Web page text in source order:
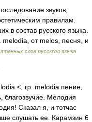
звуков,
правилам.
в состав русского языка.
от melos, песня, и
слов русского языка
<, гр. melodia пение,
благозвучие. Мелодия
Сказал я, и тотчас
слушать ее. Карамзин 6